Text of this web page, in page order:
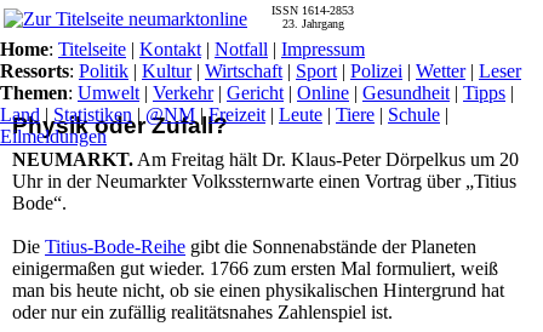
Physik oder Zufall?
NEUMARKT. Am Freitag hält Dr. Klaus-Peter Dörpelkus um 20
Uhr in der Neumarkter Volkssternwarte einen Vortrag über „Titius
Bode“.
Die Titius-Bode-Reihe gibt die Sonnenabstände der Planeten
einigermaßen gut wieder. 1766 zum ersten Mal formuliert, weiß
man bis heute nicht, ob sie einen physikalischen Hintergrund hat
oder nur ein zufällig realitätsnahes Zahlenspiel ist.
ISSN 1614-2853
23. Jahrgang
Home: Titelseite | Kontakt | Notfall | Impressum
Ressorts: Politik | Kultur| Wirtschaft | Sport | Polizei | Wetter| Leser
Themen: Umwelt | Verkehr| Gericht | Online | Gesundheit | Tipps |
Land | Statistiken | @NM |Freizeit | Leute | Tiere | Schule |
Eilmeldungen